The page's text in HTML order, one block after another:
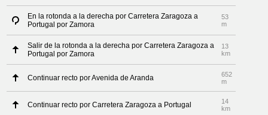
En la rotonda a la derecha por Carretera Zaragoza a
Portugal por Zamora
53
m
Salir de la rotonda a la derecha por Carretera Zaragoza a
Portugal por Zamora
13
km
Continuar recto por Avenida de Aranda
652
m
Continuar recto por Carretera Zaragoza a Portugal
14
km